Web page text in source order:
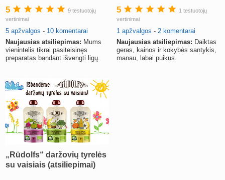
5
9 testuotojų
vertinimai
5 apžvalgos - 10 komentarai
Naujausias atsiliepimas: Mums
vienintelis tikrai pasiteisinęs
preparatas bandant išvengti ligų.
5
1 testuotojų
vertinimai
1 apžvalgos - 2 komentarai
Naujausias atsiliepimas: Daiktas
geras, kainos ir kokybės santykis,
manau, labai puikus.
„Rūdolfs“ daržovių tyrelės
su vaisiais (atsiliepimai)